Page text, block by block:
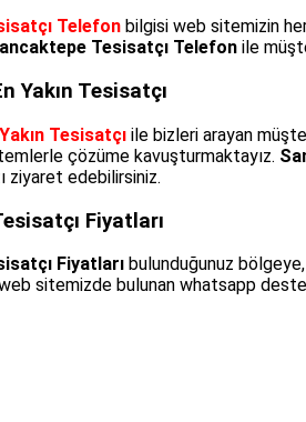
Telefon bilgisi web sitemizin
Tesisatçı Telefon ile
Yakın Tesisatçı
Tesisatçı ile bizleri arayan
çözüme kavuşturmaktayız.
ziyaret edebilirsiniz.
Fiyatları
Fiyatları bulunduğunuz
sitemizde bulunan whatsapp